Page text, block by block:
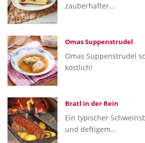
zauberhafter…
Omas Suppenstrudel
Omas Suppenstrudel
köstlich!
Bratl in der Rein
Ein typischer
und deftigem…